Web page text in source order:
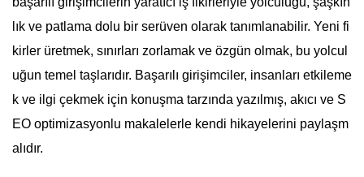
lık ve patlama dolu bir serüven olarak tanımlanabilir. Yeni fi
kirler üretmek, sınırları zorlamak ve özgün olmak, bu yolcul
uğun temel taşlarıdır. Başarılı girişimciler, insanları etkileme
k ve ilgi çekmek için konuşma tarzında yazılmış, akıcı ve S
EO optimizasyonlu makalelerle kendi hikayelerini paylaşm
alıdır.